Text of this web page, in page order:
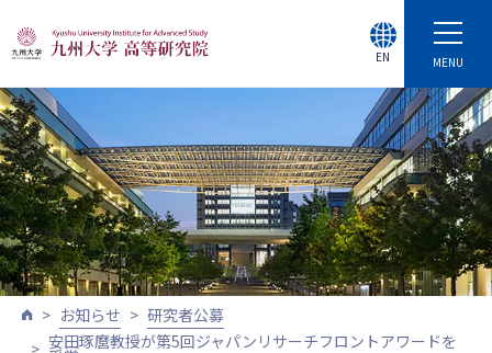
MENU
EN
お知らせ
研究者公募
安田琢麿教授が第5回ジャパンリサーチフロントアワードを